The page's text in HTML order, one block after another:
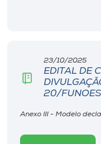
23/10/2025
EDITAL DE
20/
Anexo III - Modelo